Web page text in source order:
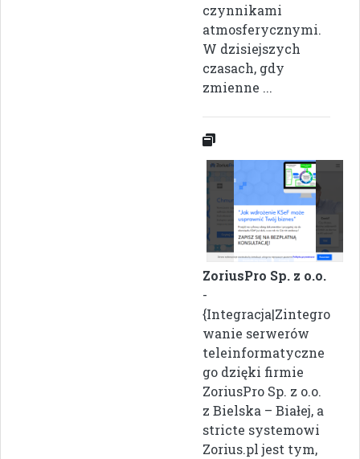
czynnikami
atmosferycznymi.
W dzisiejszych
czasach, gdy
zmienne ...
ZoriusPro Sp. z o.o.
-
{Integracja|Zintegro
wanie serwerów
teleinformatyczne
go dzięki firmie
ZoriusPro Sp. z o.o.
z Bielska – Białej, a
stricte systemowi
Zorius.pl jest tym,